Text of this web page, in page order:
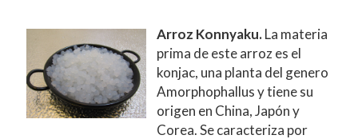
Arroz Konnyaku.La materia
prima de este arroz es el
konjac, una planta del genero
Amorphophallus y tiene su
origen en China, Japón y
Corea. Se caracteriza por